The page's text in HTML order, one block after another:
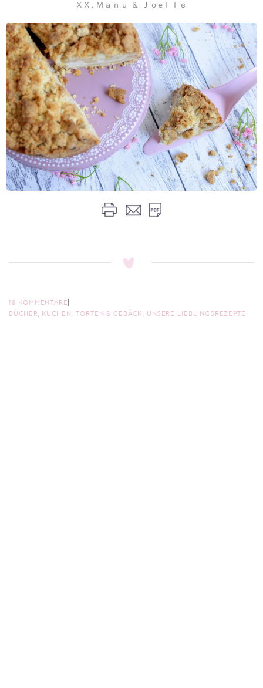
X X , Ｍａｎｕ ＆ Ｊｏëｌｌｅ
18 KOMMENTARE
BÜCHER, KUCHEN, TORTEN & GEBÄCK, UNSERE LIEBLINGSREZEPTE